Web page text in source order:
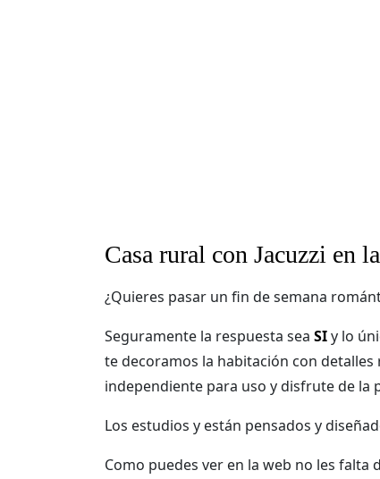
Casa rural con Jacuzzi en
¿Quieres pasar un fin de semana
Seguramente la respuesta sea SIy lo
te decoramos la habitación con
independiente para uso y disfrute de la
Los estudios y están pensados y
Como puedes ver en la web no les